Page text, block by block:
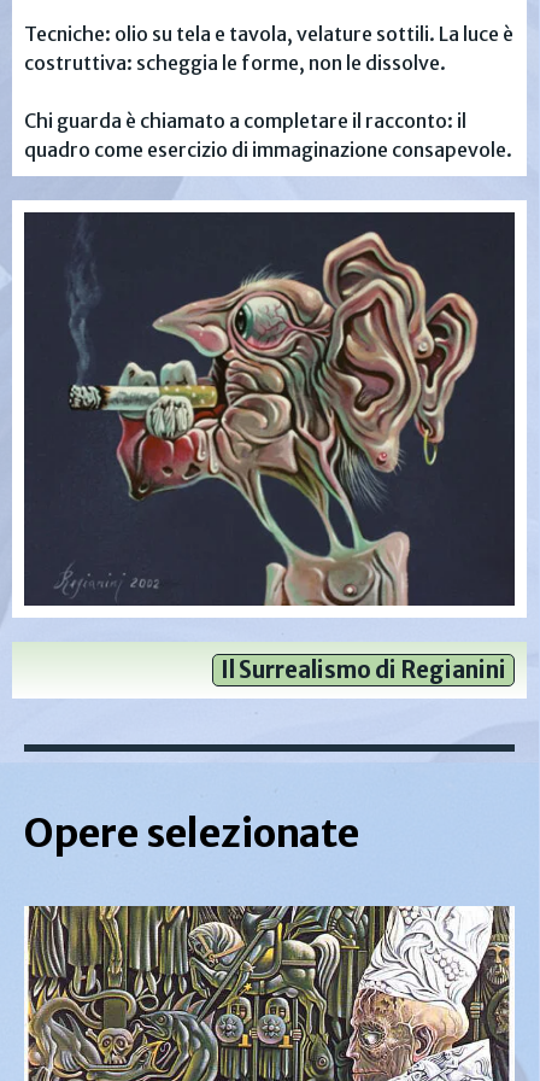
Tecniche: olio su tela e tavola, velature sottili. La luce è
costruttiva: scheggia le forme, non le dissolve.
Chi guarda è chiamato a completare il racconto: il
quadro come esercizio di immaginazione consapevole.
Il Surrealismo di Regianini
Opere selezionate